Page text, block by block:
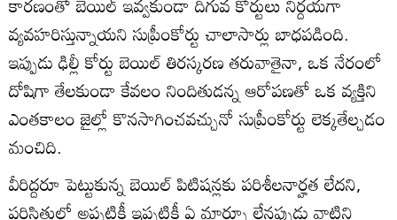
వ్యవహరిస్తున్నాయని సుప్రీంకోర్టు చాలాసార్లు బాధపడింది.
ఇప్పుడు ఢిల్లీ కోర్టు బెయిల్‌ తిరస్కరణ తరువాతైనా, ఒక నేరంలో
దోషిగా తేలకుండా కేవలం నిందితుడన్న ఆరోపణతో ఒక వ్యక్తిని
ఎంతకాలం జైల్లో కొనసాగించవచ్చునో సుప్రీంకోర్టు లెక్కతేల్చడం
మంచిది.
వీరిద్దరూ పెట్టుకున్న బెయిల్‌ పిటిషన్లకు పరిశీలనార్హత లేదని,
పరిస్థితుల్లో అప్పటికీ ఇప్పటికీ ఏ మార్పూ లేనప్పుడు వాటిని